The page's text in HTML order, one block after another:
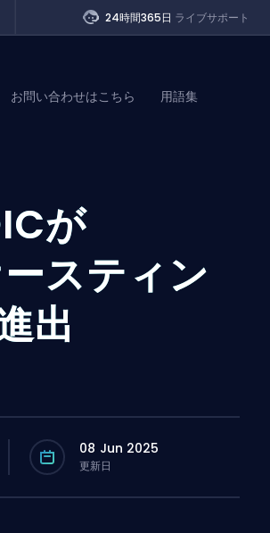
24時間365日 ライブサポート
お問い合わせはこちら 用語集
が
スティン
出
08 Jun 2025
更新日